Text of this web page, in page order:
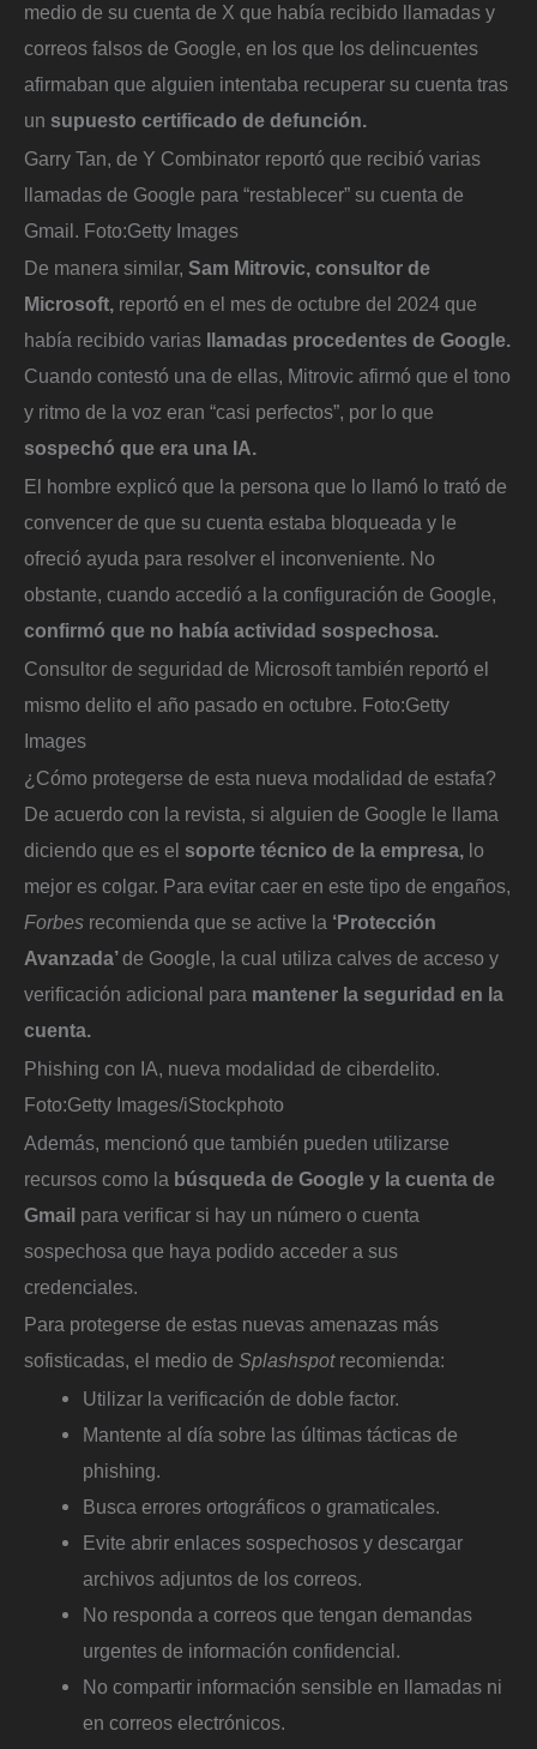
medio de su cuenta de X que había recibido llamadas y
correos falsos de Google, en los que los delincuentes
afirmaban que alguien intentaba recuperar su cuenta tras
un supuesto certificado de defunción.
Garry Tan, de Y Combinator reportó que recibió varias
llamadas de Google para “restablecer” su cuenta de
Gmail. Foto:Getty Images
De manera similar, Sam Mitrovic, consultor de
Microsoft, reportó en el mes de octubre del 2024 que
había recibido varias
llamadas procedentes de Google.
Cuando contestó una de ellas, Mitrovic afirmó que el tono
y ritmo de la voz eran “casi perfectos”, por lo que
sospechó que era una IA.
El hombre explicó que la persona que lo llamó lo trató de
convencer de que su cuenta estaba bloqueada y le
ofreció ayuda para resolver el inconveniente. No
obstante, cuando accedió a la configuración de Google,
confirmó que no había actividad sospechosa.
Consultor de seguridad de Microsoft también reportó el
mismo delito el año pasado en octubre. Foto:Getty
Images
¿Cómo protegerse de esta nueva modalidad de estafa?
De acuerdo con la revista, si alguien de Google le llama
diciendo que es el soporte técnico de la empresa, lo
mejor es colgar. Para evitar caer en este tipo de engaños,
Forbes recomienda que se active la ‘Protección
Avanzada’de Google, la cual utiliza calves de acceso y
verificación adicional para mantener la seguridad en la
cuenta.
Phishing con IA, nueva modalidad de ciberdelito.
Foto:Getty Images/iStockphoto
Además, mencionó que también pueden utilizarse
recursos como la búsqueda de Google y la cuenta de
Gmail para verificar si hay un número o cuenta
sospechosa que haya podido acceder a sus
credenciales.
Para protegerse de estas nuevas amenazas más
sofisticadas, el medio de Splashspotrecomienda:
Utilizar la verificación de doble factor.
Mantente al día sobre las últimas tácticas de
phishing.
Busca errores ortográficos o gramaticales.
Evite abrir enlaces sospechosos y descargar
archivos adjuntos de los correos.
No responda a correos que tengan demandas
urgentes de información confidencial.
No compartir información sensible en llamadas ni
en correos electrónicos.